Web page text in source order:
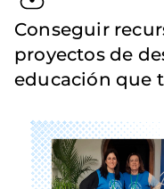
Conseguir
proyectos de
educación que
Imagen